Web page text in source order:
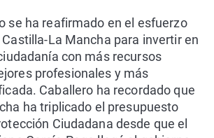
se ha reafirmado en el esfuerzo
La Mancha para invertir en
con más recursos
profesionales y más
Caballero ha recordado que
ha triplicado el presupuesto
Ciudadana desde que el